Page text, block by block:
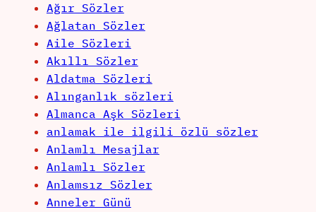
Ağır Sözler
Ağlatan Sözler
Aile Sözleri
Akıllı Sözler
Aldatma Sözleri
Alınganlık sözleri
Almanca Aşk Sözleri
anlamak ile ilgili özlü sözler
Anlamlı Mesajlar
Anlamlı Sözler
Anlamsız Sözler
Anneler Günü